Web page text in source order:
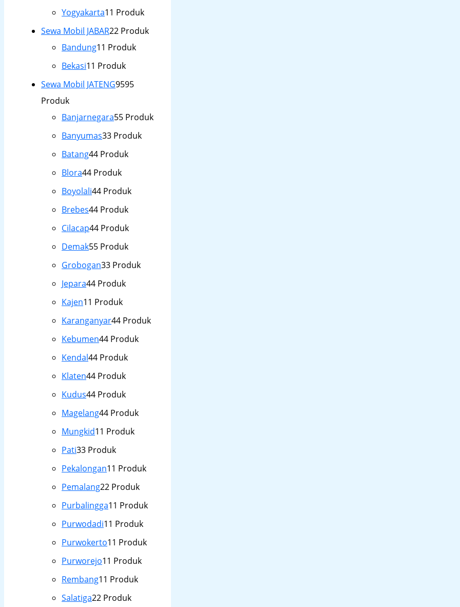
Yogyakarta11 Produk
Sewa Mobil JABAR22 Produk
Bandung11 Produk
Bekasi11 Produk
Sewa Mobil JATENG9595
Produk
Banjarnegara55 Produk
Banyumas33 Produk
Batang44 Produk
Blora44 Produk
Boyolali44 Produk
Brebes44 Produk
Cilacap44 Produk
Demak55 Produk
Grobogan33 Produk
Jepara44 Produk
Kajen11 Produk
Karanganyar44 Produk
Kebumen44 Produk
Kendal44 Produk
Klaten44 Produk
Kudus44 Produk
Magelang44 Produk
Mungkid11 Produk
Pati33 Produk
Pekalongan11 Produk
Pemalang22 Produk
Purbalingga11 Produk
Purwodadi11 Produk
Purwokerto11 Produk
Purworejo11 Produk
Rembang11 Produk
Salatiga22 Produk